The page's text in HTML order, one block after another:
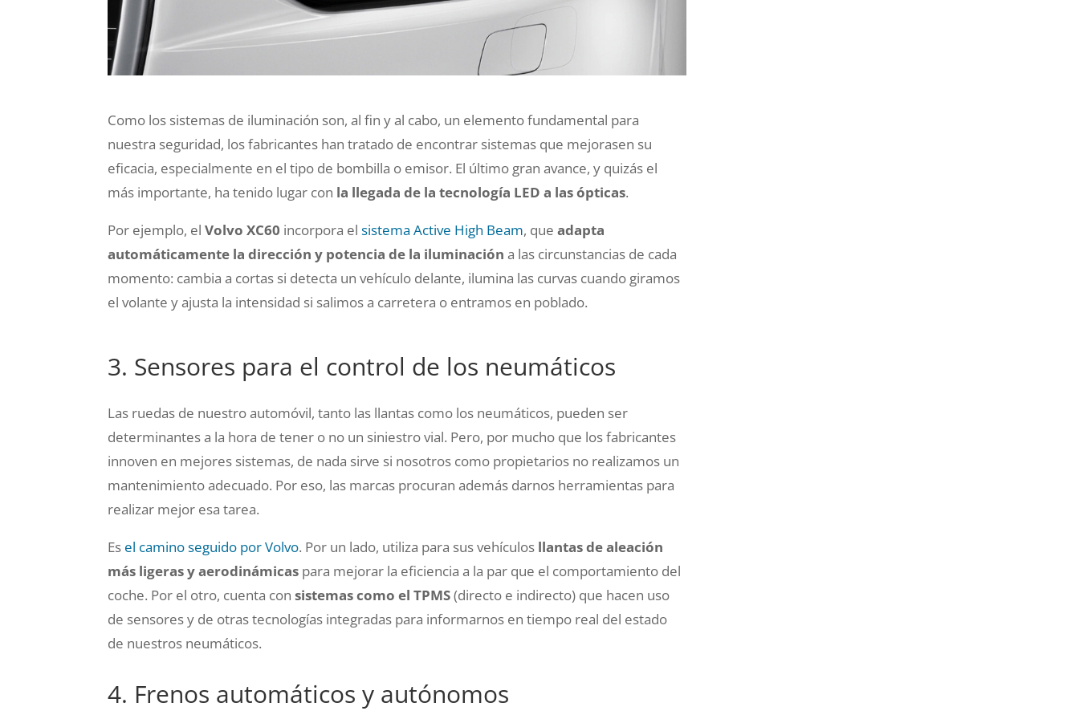
Como los sistemas de iluminación son, al fin y al cabo, un elemento fundamental para
nuestra seguridad, los fabricantes han tratado de encontrar sistemas que mejorasen su
eficacia, especialmente en el tipo de bombilla o emisor. El último gran avance, y quizás el
más importante, ha tenido lugar con la llegada de la tecnología LED a las ópticas.
Por ejemplo, elVolvo XC60 incorpora elsistema Active High Beam, queadapta
automáticamente la dirección y potencia de la iluminación a las circunstancias de cada
momento: cambia a cortas si detecta un vehículo delante, ilumina las curvas cuando giramos
el volante y ajusta la intensidad si salimos a carretera o entramos en poblado.
3. Sensores para el control de los neumáticos
Las ruedas de nuestro automóvil, tanto las llantas como los neumáticos, pueden ser
determinantes a la hora de tener o no un siniestro vial. Pero, por mucho que los fabricantes
innoven en mejores sistemas, de nada sirve si nosotros como propietarios no realizamos un
mantenimiento adecuado. Por eso, las marcas procuran además darnos herramientas para
realizar mejor esa tarea.
Es el camino seguido por Volvo. Por un lado, utiliza para sus vehículos llantas de aleación
más ligeras y aerodinámicas para mejorar la eficiencia a la par que el comportamiento del
coche. Por el otro, cuenta consistemas como el TPMS(directo e indirecto) que hacen uso
de sensores y de otras tecnologías integradas para informarnos en tiempo real del estado
de nuestros neumáticos.
4. Frenos automáticos y autónomos